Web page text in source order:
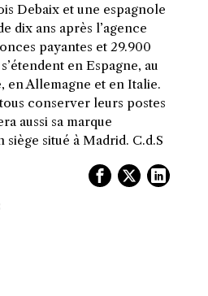
Debaix et une espagnole
dix ans après l’agence
payantes et 29.900
en Espagne, au
en Allemagne et en Italie.
conserver leurs postes
aussi sa marque
situé à Madrid. C.d.S